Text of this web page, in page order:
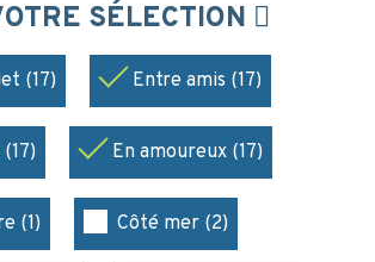
SÉLECTION
(17) Entre amis (17)
En amoureux (17)
(1) Côté mer (2)